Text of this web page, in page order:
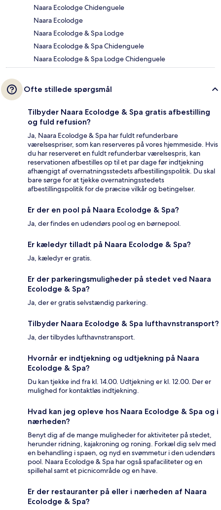
Naara Ecolodge Chidenguele
Naara Ecolodge
Naara Ecolodge & Spa Lodge
Naara Ecolodge & Spa Chidenguele
Naara Ecolodge & Spa Lodge Chidenguele
Ofte stillede spørgsmål
Tilbyder Naara Ecolodge & Spa gratis afbestilling
og fuld refusion?
Ja, Naara Ecolodge & Spa har fuldt refunderbare
værelsespriser, som kan reserveres på vores hjemmeside. Hvis
du har reserveret en fuldt refunderbar værelsespris, kan
reservationen afbestilles op til et par dage før indtjekning
afhængigt af overnatningsstedets afbestillingspolitik. Du skal
bare sørge for at tjekke overnatningsstedets
afbestillingspolitik for de præcise vilkår og betingelser.
Er der en pool på Naara Ecolodge & Spa?
Ja, der findes en udendørs pool og en børnepool.
Er kæledyr tilladt på Naara Ecolodge & Spa?
Ja, kæledyr er gratis.
Er der parkeringsmuligheder på stedet ved Naara
Ecolodge & Spa?
Ja, der er gratis selvstændig parkering.
Tilbyder Naara Ecolodge & Spa lufthavnstransport?
Ja, der tilbydes lufthavnstransport.
Hvornår er indtjekning og udtjekning på Naara
Ecolodge & Spa?
Du kan tjekke ind fra kl. 14.00. Udtjekning er kl. 12.00. Der er
mulighed for kontaktløs indtjekning.
Hvad kan jeg opleve hos Naara Ecolodge & Spa og i
nærheden?
Benyt dig af de mange muligheder for aktiviteter på stedet,
herunder ridning, kajakroning og roning. Forkæl dig selv med
en behandling i spaen, og nyd en svømmetur i den udendørs
pool. Naara Ecolodge & Spa har også spafaciliteter og en
spillehal samt et picnicområde og en have.
Er der restauranter på eller i nærheden af Naara
Ecolodge & Spa?